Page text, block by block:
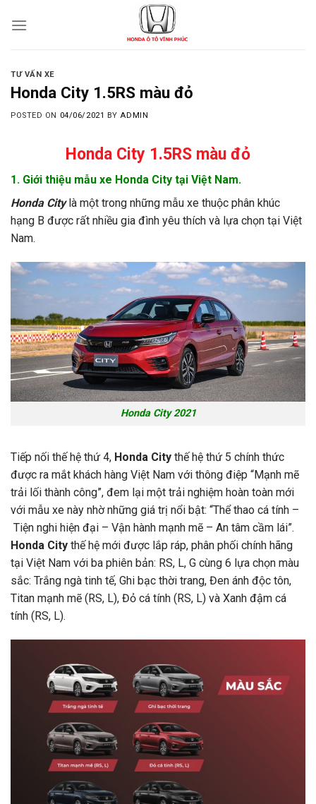
TƯ VẤN XE
Honda City 1.5RS màu đỏ
POSTED ON 04/06/2021 BYADMIN
Honda City 1.5RS màu đỏ
1. Giới thiệu mẫu xe Honda City tại Việt Nam.
Honda Citylà một trong những mẫu xe thuộc phân khúc
hạng B được rất nhiều gia đình yêu thích và lựa chọn tại Việt
Nam.
Honda City 2021
Tiếp nối thế hệ thứ 4, Honda City thế hệ thứ 5 chính thức
được ra mắt khách hàng Việt Nam với thông điệp “Mạnh mẽ
trải lối thành công”, đem lại một trải nghiệm hoàn toàn mới
với mẫu xe này nhờ những giá trị nổi bật: “Thể thao cá tính –
Tiện nghi hiện đại – Vận hành mạnh mẽ – An tâm cầm lái”.
Honda City thế hệ mới được lắp ráp, phân phối chính hãng
tại Việt Nam với ba phiên bản: RS, L, G cùng 6 lựa chọn màu
sắc: Trắng ngà tinh tế, Ghi bạc thời trang, Đen ánh độc tôn,
Titan mạnh mẽ (RS, L), Đỏ cá tính (RS, L) và Xanh đậm cá
tính (RS, L).